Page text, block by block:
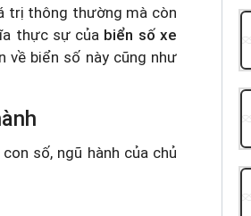
trị thông thường mà còn
thực sự của biển số xe
về biển số này cũng như
số, ngũ hành của chủ